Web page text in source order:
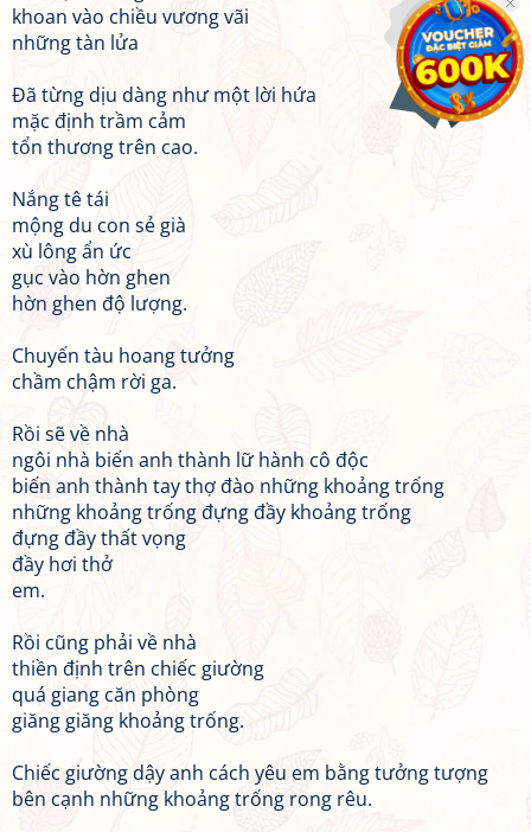
khoan vào chiều vương vãi
những tàn lửa
Đã từng dịu dàng như một lời hứa
mặc định trầm cảm
tổn thương trên cao.
Nắng tê tái
mộng du con sẻ già
xù lông ẩn ức
gục vào hờn ghen
hờn ghen độ lượng.
Chuyến tàu hoang tưởng
chầm chậm rời ga.
Rồi sẽ về nhà
ngôi nhà biến anh thành lữ hành cô độc
biến anh thành tay thợ đào những khoảng trống
những khoảng trống đựng đầy khoảng trống
đựng đầy thất vọng
đầy hơi thở
em.
Rồi cũng phải về nhà
thiền định trên chiếc giường
quá giang căn phòng
giăng giăng khoảng trống.
Chiếc giường dậy anh cách yêu em bằng tưởng tượng
bên cạnh những khoảng trống rong rêu.